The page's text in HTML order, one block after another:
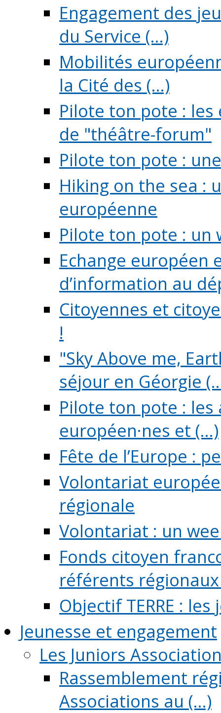
Engagement des
du Service (...)
Mobilités
la Cité des (...)
Pilote ton pote :
de "théâtre-forum"
Pilote ton pote :
Hiking on the sea :
européenne
Pilote ton pote : un
Echange européen
d’information au
Citoyennes et
!
"Sky Above me,
séjour en Géorgie
Pilote ton pote :
européen·nes et (...)
Fête de l’Europe :
Volontariat
régionale
Volontariat : un
Fonds citoyen
référents régionaux
Objectif TERRE :
Jeunesse et engagement
Les Juniors
Rassemblement
Associations au (...)